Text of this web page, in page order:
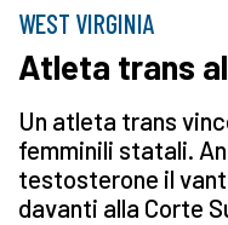
WEST VIRGINIA
Atleta trans
Un atleta trans
femminili statali.
testosterone il
davanti alla Corte